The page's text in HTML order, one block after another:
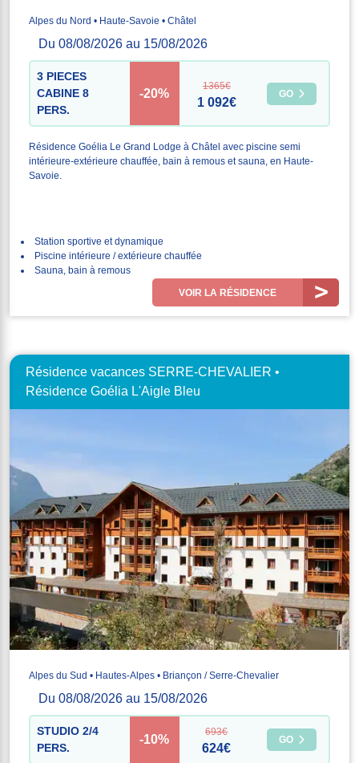
Alpes du Nord • Haute-Savoie • Châtel
Du 08/08/2026 au 15/08/2026
3 PIECES
CABINE 8
PERS.
-20%
1365€
1 092€
GO
Résidence Goélia Le Grand Lodge à Châtel avec piscine semi
intérieure-extérieure chauffée, bain à remous et sauna, en Haute-
Savoie.
Station sportive et dynamique
Piscine intérieure / extérieure chauffée
Sauna, bain à remous
VOIR LA RÉSIDENCE
Résidence vacances SERRE-CHEVALIER •
Résidence Goélia L'Aigle Bleu
Alpes du Sud • Hautes-Alpes • Briançon / Serre-Chevalier
Du 08/08/2026 au 15/08/2026
STUDIO 2/4
PERS.
-10%
693€
624€
GO